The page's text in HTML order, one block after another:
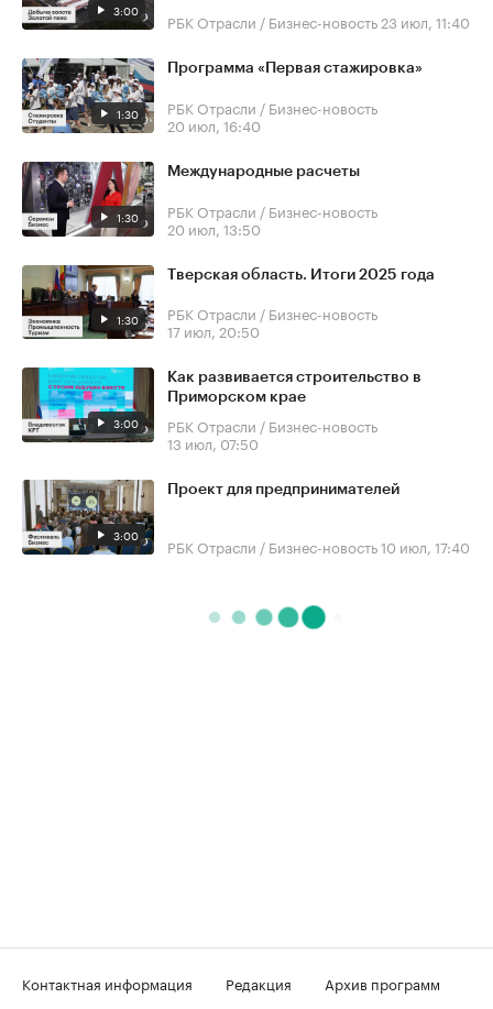
3:00 РБК Отрасли / Бизнес-новость 23 июл, 11:40
1:30
Программа «Первая стажировка»
РБК Отрасли / Бизнес-новость
20 июл, 16:40
1:30
Международные расчеты
РБК Отрасли / Бизнес-новость
20 июл, 13:50
1:30
Тверская область. Итоги 2025 года
РБК Отрасли / Бизнес-новость
17 июл, 20:50
3:00
Как развивается строительство в
Приморском крае
РБК Отрасли / Бизнес-новость
13 июл, 07:50
3:00
Проект для предпринимателей
РБК Отрасли / Бизнес-новость10 июл, 17:40
Контактная информация Редакция
Архив программ